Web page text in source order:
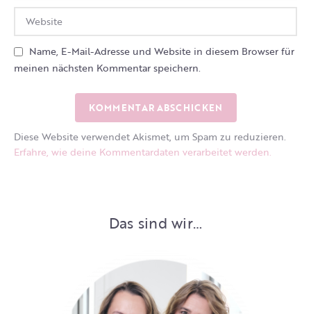
Name, E-Mail-Adresse und Website in diesem Browser für
meinen nächsten Kommentar speichern.
Diese Website verwendet Akismet, um Spam zu reduzieren.
Erfahre, wie deine Kommentardaten verarbeitet werden.
Das sind wir…